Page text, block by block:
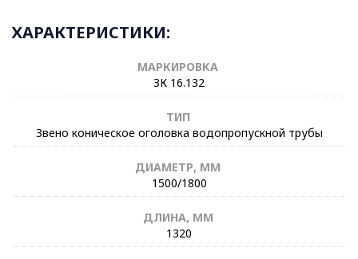
ХАРАКТЕРИСТИКИ:
МАРКИРОВКА
ЗК 16.132
ТИП
Звено коническое оголовка водопропускной трубы
ДИАМЕТР, ММ
1500/1800
ДЛИНА, ММ
1320